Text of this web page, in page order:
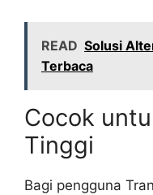
READ Solusi
Terbaca
Cocok
Tinggi
Bagi pengguna